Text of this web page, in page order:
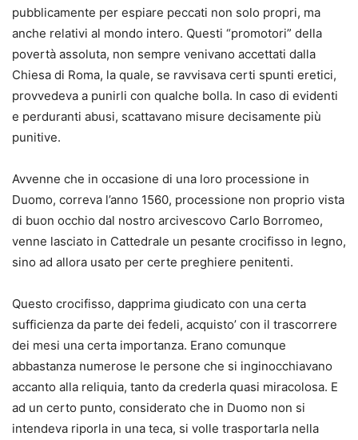
pubblicamente per espiare peccati non solo propri, ma
anche relativi al mondo intero. Questi “promotori” della
povertà assoluta, non sempre venivano accettati dalla
Chiesa di Roma, la quale, se ravvisava certi spunti eretici,
provvedeva a punirli con qualche bolla. In caso di evidenti
e perduranti abusi, scattavano misure decisamente più
punitive.
Avvenne che in occasione di una loro processione in
Duomo, correva l’anno 1560, processione non proprio vista
di buon occhio dal nostro arcivescovo Carlo Borromeo,
venne lasciato in Cattedrale un pesante crocifisso in legno,
sino ad allora usato per certe preghiere penitenti.
Questo crocifisso, dapprima giudicato con una certa
sufficienza da parte dei fedeli, acquisto’ con il trascorrere
dei mesi una certa importanza. Erano comunque
abbastanza numerose le persone che si inginocchiavano
accanto alla reliquia, tanto da crederla quasi miracolosa. E
ad un certo punto, considerato che in Duomo non si
intendeva riporla in una teca, si volle trasportarla nella